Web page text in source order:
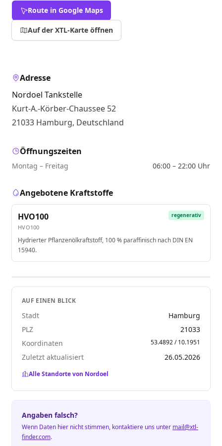
Route in Google Maps
Auf der XTL-Karte öffnen
Adresse
Nordoel Tankstelle
Kurt-A.-Körber-Chaussee 52
21033 Hamburg, Deutschland
Öffnungszeiten
Montag – Freitag 06:00 – 22:00 Uhr
Angebotene Kraftstoffe
HVO100
HVO100
regenerativ
Hydrierter Pflanzenölkraftstoff, 100 % paraffinisch nach DIN EN
15940.
AUF EINEN BLICK
Stadt
Hamburg
PLZ
21033
Koordinaten
53.4892 / 10.1951
Zuletzt aktualisiert 26.05.2026
Alle Standorte von Nordoel
Angaben falsch?
Wenn Daten hier nicht stimmen, kontaktiere uns unter mail@xtl-
finder.com.